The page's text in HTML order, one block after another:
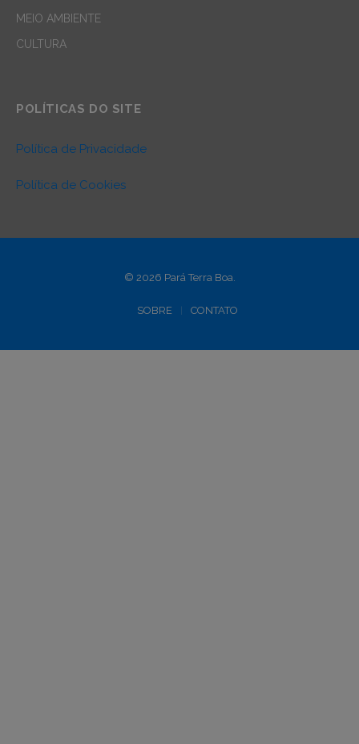
MEIO AMBIENTE
CULTURA
POLÍTICAS DO SITE
Política de Privacidade
Política de Cookies
© 2026 Pará Terra Boa.
SOBRE CONTATO